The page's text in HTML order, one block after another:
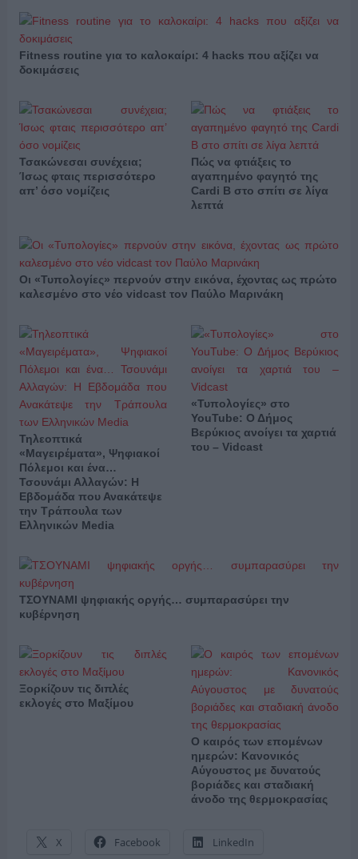
Fitness routine για το καλοκαίρι: 4 hacks που αξίζει να
δοκιμάσεις
Τσακώνεσαι συνέχεια;
Ίσως φταις περισσότερο
απ’ όσο νομίζεις
Πώς να φτιάξεις το
αγαπημένο φαγητό της
Cardi B στο σπίτι σε λίγα
λεπτά
Οι «Τυπολογίες» περνούν στην εικόνα, έχοντας ως πρώτο
καλεσμένο στο νέο vidcast τον Παύλο Μαρινάκη
Τηλεοπτικά
«Μαγειρέματα», Ψηφιακοί
Πόλεμοι και ένα…
Τσουνάμι Αλλαγών: Η
Εβδομάδα που Ανακάτεψε
την Τράπουλα των
Ελληνικών Media
«Τυπολογίες» στο
YouTube: Ο Δήμος
Βερύκιος ανοίγει τα χαρτιά
του – Vidcast
ΤΣΟΥΝΑΜΙ ψηφιακής οργής… συμπαρασύρει την
κυβέρνηση
Ξορκίζουν τις διπλές
εκλογές στο Μαξίμου
Ο καιρός των επομένων
ημερών: Κανονικός
Αύγουστος με δυνατούς
βοριάδες και σταδιακή
άνοδο της θερμοκρασίας
X Facebook LinkedIn